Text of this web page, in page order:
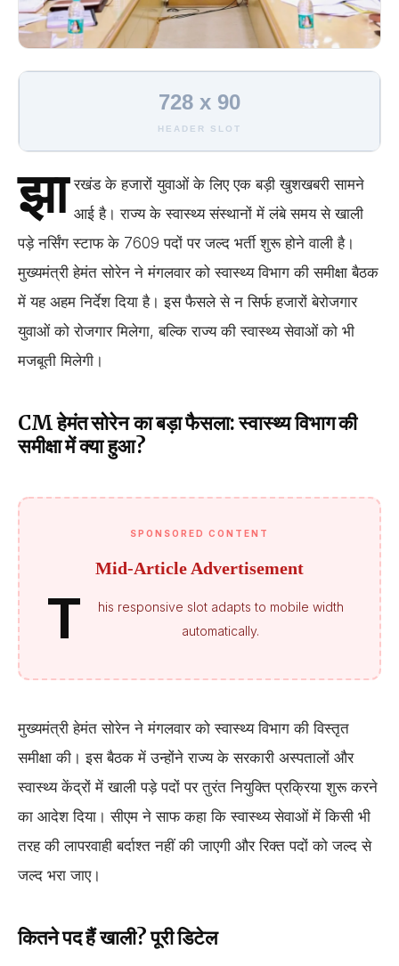
728 x 90
HEADER SLOT
झा रखंड के हजारों युवाओं के लिए एक बड़ी खुशखबरी सामने
आई है। राज्य के स्वास्थ्य संस्थानों में लंबे समय से खाली
पड़े नर्सिंग स्टाफ के 7609 पदों पर जल्द भर्ती शुरू होने वाली है।
मुख्यमंत्री हेमंत सोरेन ने मंगलवार को स्वास्थ्य विभाग की समीक्षा बैठक
में यह अहम निर्देश दिया है। इस फैसले से न सिर्फ हजारों बेरोजगार
युवाओं को रोजगार मिलेगा, बल्कि राज्य की स्वास्थ्य सेवाओं को भी
मजबूती मिलेगी।
CM हेमंत सोरेन का बड़ा फैसला: स्वास्थ्य विभाग की
समीक्षा में क्या हुआ?
SPONSORED CONTENT
Mid-Article Advertisement
T
his responsive slot adapts to mobile width
automatically.
मुख्यमंत्री हेमंत सोरेन ने मंगलवार को स्वास्थ्य विभाग की विस्तृत
समीक्षा की। इस बैठक में उन्होंने राज्य के सरकारी अस्पतालों और
स्वास्थ्य केंद्रों में खाली पड़े पदों पर तुरंत नियुक्ति प्रक्रिया शुरू करने
का आदेश दिया। सीएम ने साफ कहा कि स्वास्थ्य सेवाओं में किसी भी
तरह की लापरवाही बर्दाश्त नहीं की जाएगी और रिक्त पदों को जल्द से
जल्द भरा जाए।
कितने पद हैं खाली? पूरी डिटेल